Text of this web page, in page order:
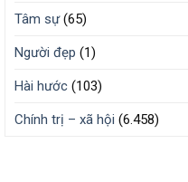
Tâm sự(65)
Người đẹp (1)
Hài hước (103)
Chính trị – xã hội (6.458)